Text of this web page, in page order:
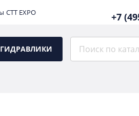
CTT EXPO +7